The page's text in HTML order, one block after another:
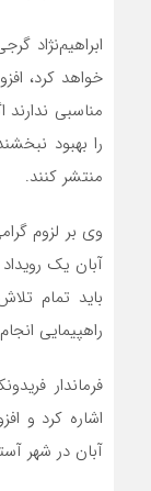
ابراهیم‌نژاد
خواهد کرد،
مناسبی
را بهبود
منتشر کنند.
آبان یک
باید تمام
راهپیمایی
آبان در شهر